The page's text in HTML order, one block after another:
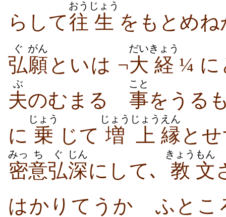
らして往
おう
生
じょう
をもとめね
弘
ぐ
願
がん
といは ¬大
だい
経
きょう
¼ に
夫
ぶ
のむまるゝ 事
こと
をうる
に 乗
じょう
じて 増
じょう
上
じょう
縁
えん
と
密
みっ
意
ち
弘
ぐ
深
じん
にして､ 教
きょう
文
もん
はかりてうかゞふと